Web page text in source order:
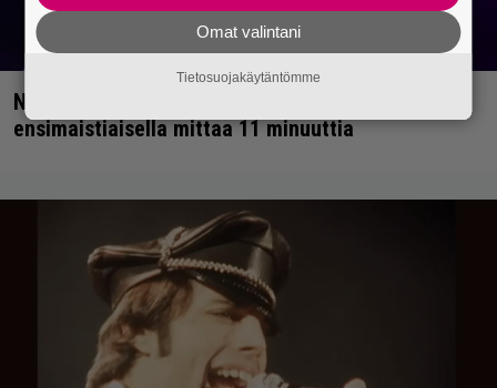
Neil Young julkaisee uuden albumin –
ensimaistiaisella mittaa 11 minuuttia
Omat valintani
Tietosuojakäytäntömme